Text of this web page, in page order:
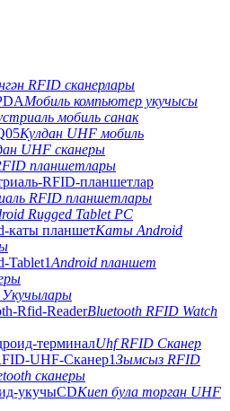
RFID сканерлары
Мобиль компьютер укучысы
мобиль санак
Кулдан UHF мобиль
UHF сканеры
планшетлары
RFID планшетлары
Rugged Tablet PC
Каты Android
Android планшет
Укучылары
Bluetooth RFID Watch
Uhf RFID Сканер
Зымсыз RFID
сканеры
Киеп була торган UHF